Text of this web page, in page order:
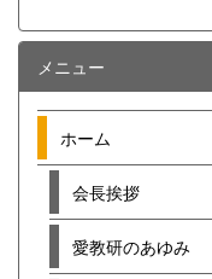
メニュー
ホーム
会長挨拶
愛教研のあゆみ